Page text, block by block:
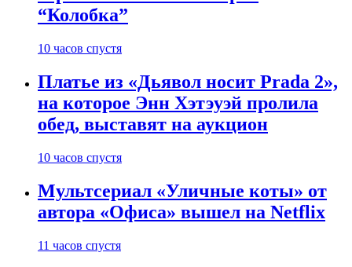
“Колобка”
10 часов спустя
Платье из «Дьявол носит Prada 2»,
на которое Энн Хэтэуэй пролила
обед, выставят на аукцион
10 часов спустя
Мультсериал «Уличные коты» от
автора «Офиса» вышел на Netflix
11 часов спустя